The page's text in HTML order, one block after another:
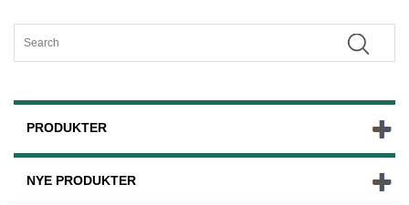
PRODUKTER
NYE PRODUKTER